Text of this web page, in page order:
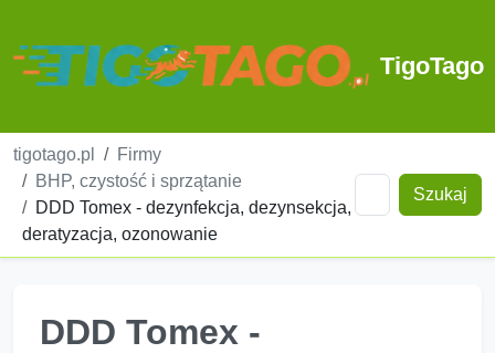
TigoTago
tigotago.pl
Firmy
BHP, czystość i sprzątanie
DDD Tomex - dezynfekcja, dezynsekcja,
deratyzacja, ozonowanie
Szukaj
DDD Tomex -